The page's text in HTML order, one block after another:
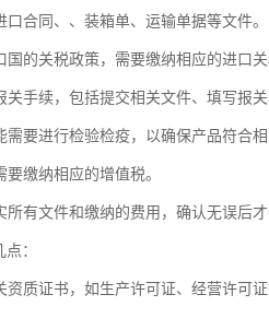
合同、、装箱单、运输单据等文件。
的关税政策，需要缴纳相应的进口关
手续，包括提交相关文件、填写报关
要进行检验检疫，以确保产品符合相
缴纳相应的增值税。
有文件和缴纳的费用，确认无误后
：
质证书，如生产许可证、经营许可证